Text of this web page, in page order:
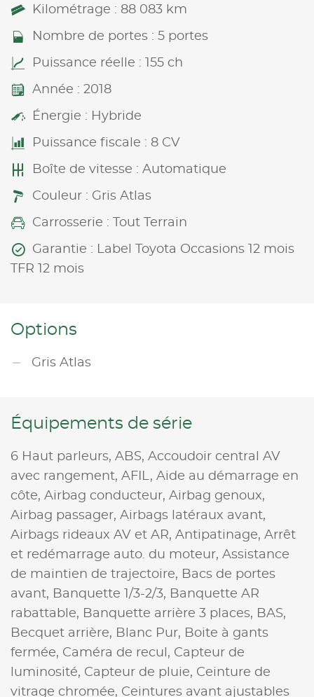
Kilométrage : 88 083 km
Nombre de portes : 5 portes
Puissance réelle : 155 ch
Année : 2018
Énergie : Hybride
Puissance fiscale : 8 CV
Boîte de vitesse : Automatique
Couleur : Gris Atlas
Carrosserie : Tout Terrain
Garantie : Label Toyota Occasions 12 mois
TFR 12 mois
Options
Gris Atlas
Équipements de série
6 Haut parleurs, ABS, Accoudoir central AV
avec rangement, AFIL, Aide au démarrage en
côte, Airbag conducteur, Airbag genoux,
Airbag passager, Airbags latéraux avant,
Airbags rideaux AV et AR, Antipatinage, Arrêt
et redémarrage auto. du moteur, Assistance
de maintien de trajectoire, Bacs de portes
avant, Banquette 1/3-2/3, Banquette AR
rabattable, Banquette arrière 3 places, BAS,
Becquet arrière, Blanc Pur, Boite à gants
fermée, Caméra de recul, Capteur de
luminosité, Capteur de pluie, Ceinture de
vitrage chromée, Ceintures avant ajustables